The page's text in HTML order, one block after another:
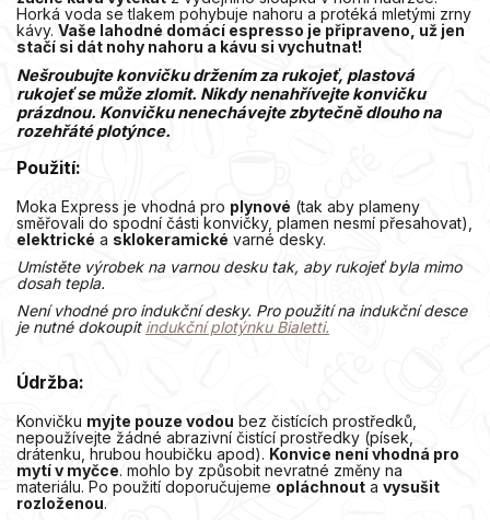
Horká voda se tlakem pohybuje nahoru a protéká mletými zrny
kávy. Vaše lahodné domácí espresso je připraveno, už jen
stačí si dát nohy nahoru a kávu si vychutnat!
Nešroubujte konvičku držením za rukojeť, plastová
rukojeť se může zlomit. Nikdy nenahřívejte konvičku
prázdnou. Konvičku nenechávejte zbytečně dlouho na
rozehřáté plotýnce.
Použití:
Moka Express je vhodná pro plynové (tak aby plameny
směřovali do spodní části konvičky, plamen nesmí přesahovat),
elektrické a sklokeramické varné desky.
Umístěte výrobek na varnou desku tak, aby rukojeť byla mimo
dosah tepla.
Není vhodné pro indukční desky. Pro použití na indukční desce
je nutné dokoupit indukční plotýnku Bialetti.
Údržba:
Konvičku myjte pouze vodou bez čistících prostředků,
nepoužívejte žádné abrazivní čistící prostředky (písek,
drátenku, hrubou houbičku apod). Konvice není vhodná pro
mytí v myčce. mohlo by způsobit nevratné změny na
materiálu. Po použití doporučujeme opláchnout a vysušit
rozloženou.